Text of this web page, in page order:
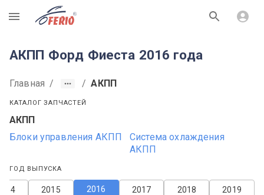
R
АКПП Форд Фиеста 2016 года
Главная / / АКПП
КАТАЛОГ ЗАПЧАСТЕЙ
АКПП
Блоки управления АКПП
Система охлаждения
АКПП
ГОД ВЫПУСКА
2019
2018
2017
2016
2015